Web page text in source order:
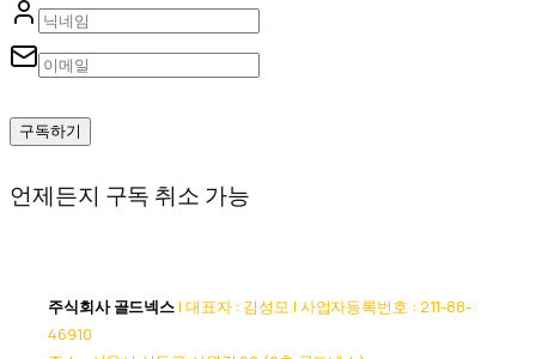
구독하기
언제든지 구독 취소 가능
주식회사 골드넥스| 대표자 : 김성모 | 사업자등록번호 : 211-88-
46910